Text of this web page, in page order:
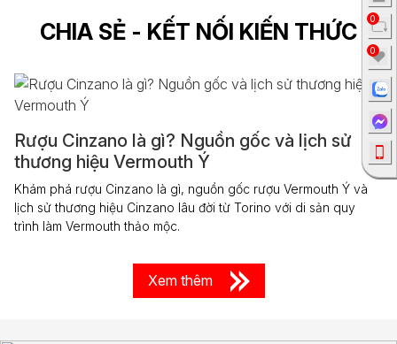
CHIA SẺ - KẾT NỐI KIẾN THỨC
Rượu Cinzano là gì? Nguồn gốc và lịch sử
thương hiệu Vermouth Ý
Khám phá rượu Cinzano là gì, nguồn gốc rượu Vermouth Ý và
lịch sử thương hiệu Cinzano lâu đời từ Torino với di sản quy
trình làm Vermouth thảo mộc.
Xem thêm
0
0